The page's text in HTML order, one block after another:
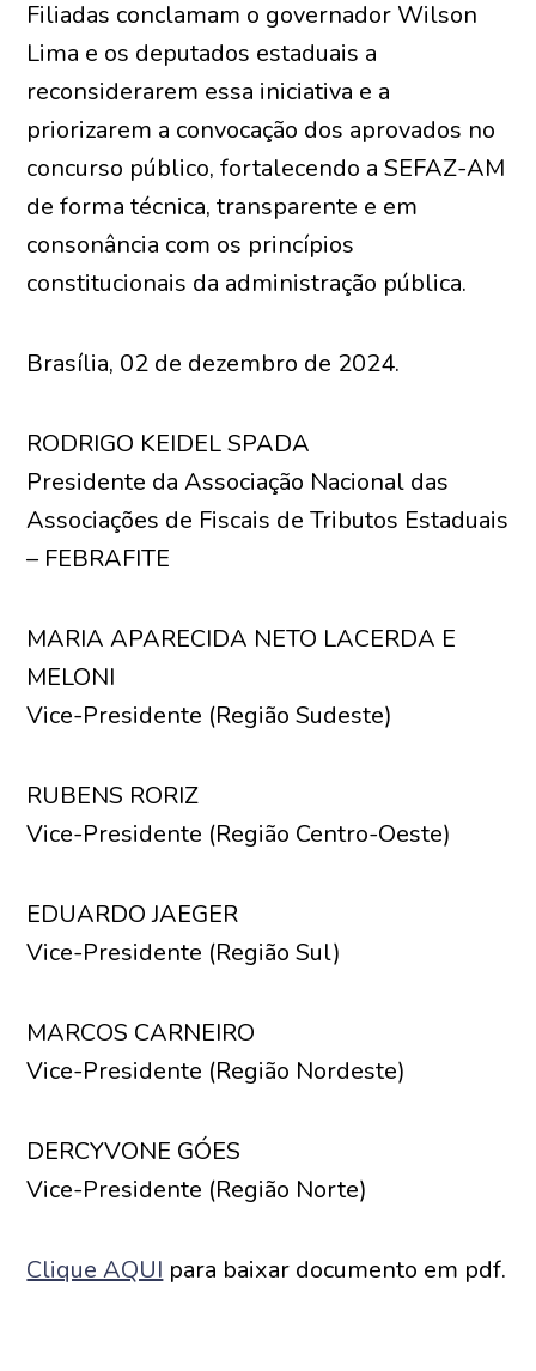
Filiadas conclamam o governador Wilson
Lima e os deputados estaduais a
reconsiderarem essa iniciativa e a
priorizarem a convocação dos aprovados no
concurso público, fortalecendo a SEFAZ-AM
de forma técnica, transparente e em
consonância com os princípios
constitucionais da administração pública.
Brasília, 02 de dezembro de 2024.
RODRIGO KEIDEL SPADA
Presidente da Associação Nacional das
Associações de Fiscais de Tributos Estaduais
– FEBRAFITE
MARIA APARECIDA NETO LACERDA E
MELONI
Vice-Presidente (Região Sudeste)
RUBENS RORIZ
Vice-Presidente (Região Centro-Oeste)
EDUARDO JAEGER
Vice-Presidente (Região Sul)
MARCOS CARNEIRO
Vice-Presidente (Região Nordeste)
DERCYVONE GÓES
Vice-Presidente (Região Norte)
Clique AQUI para baixar documento em pdf.